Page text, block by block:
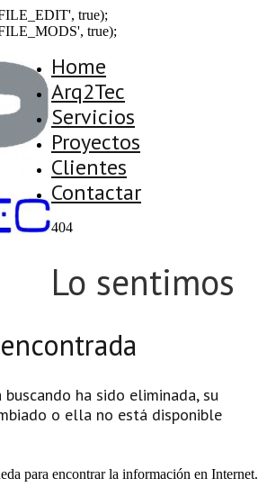
true);
true);
Home
Arq2Tec
Servicios
Proyectos
Clientes
Contactar
404
Lo sentimos
ha sido eliminada, su
o ella no está disponible
para encontrar la información en Internet.